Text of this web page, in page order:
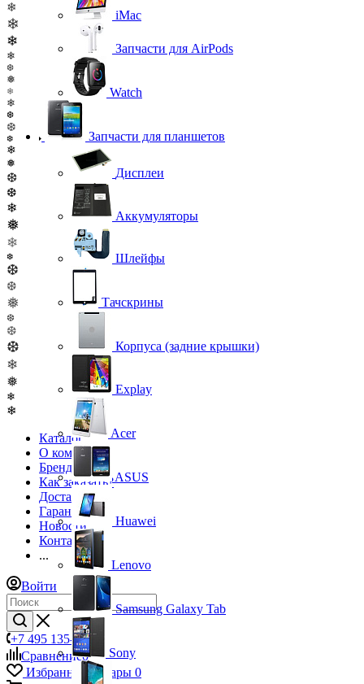
❄
❄
❄
❄
❆
❅
❄
❄
❆
❆
❆
❄
❅
❆
❆
❄
❅
❄
❆
❆
❆
❅
❆
❆
❆
❄
❅
❄
❄
Каталог
О компании
Бренды
Как заказать?
Доставка
Гарантия
Новости
Контакты
...
Войти
+7 495 135-39-43
Сравнение0
Избранные товары 0
iMac
Запчасти для AirPods
Watch
Запчасти для планшетов
Дисплеи
Аккумуляторы
Шлейфы
Тачскрины
Корпуса (задние крышки)
Explay
Acer
ASUS
Huawei
Lenovo
Samsung Galaxy Tab
Sony